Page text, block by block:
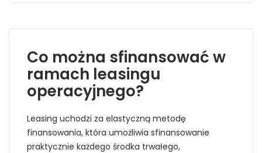
Co można sfinansować w
ramach leasingu
operacyjnego?
Leasing uchodzi za elastyczną metodę
finansowania, która umożliwia sfinansowanie
praktycznie każdego środka trwałego,